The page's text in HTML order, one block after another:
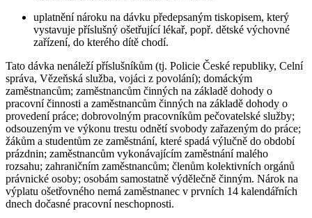
uplatnění nároku na dávku předepsaným tiskopisem, který
vystavuje příslušný ošetřující lékař, popř. dětské výchovné
zařízení, do kterého dítě chodí.
Tato dávka nenáleží příslušníkům (tj. Policie České republiky, Celní
správa, Vězeňská služba, vojáci z povolání); domáckým
zaměstnancům; zaměstnancům činných na základě dohody o
pracovní činnosti a zaměstnancům činných na základě dohody o
provedení práce; dobrovolným pracovníkům pečovatelské služby;
odsouzeným ve výkonu trestu odnětí svobody zařazeným do práce;
žákům a studentům ze zaměstnání, které spadá výlučně do období
prázdnin; zaměstnancům vykonávajícím zaměstnání malého
rozsahu; zahraničním zaměstnancům; členům kolektivních orgánů
právnické osoby; osobám samostatně výdělečně činným. Nárok na
výplatu ošetřovného nemá zaměstnanec v prvních 14 kalendářních
dnech dočasné pracovní neschopnosti.